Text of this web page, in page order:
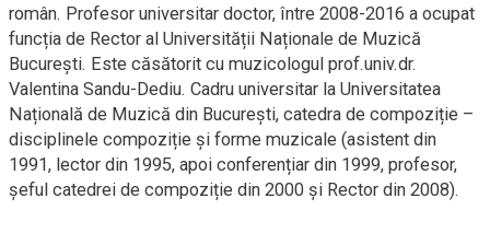
român. Profesor universitar doctor, între 2008-2016 a ocupat
funcția de Rector al Universității Naționale de Muzică
București. Este căsătorit cu muzicologul prof.univ.dr.
Valentina Sandu-Dediu. Cadru universitar la Universitatea
Națională de Muzică din București, catedra de compoziție –
disciplinele compoziție și forme muzicale (asistent din
1991, lector din 1995, apoi conferențiar din 1999, profesor,
șeful catedrei de compoziție din 2000 și Rector din 2008).